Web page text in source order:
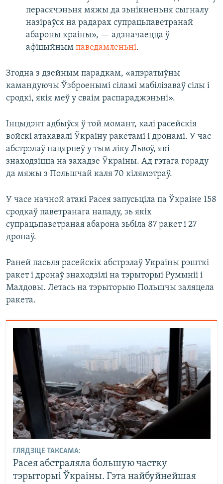
перасячэньня мяжы да зьнікненьня сыгналу
назіраўся на радарах супрацьпаветранай
абароны краіны», — адзначаецца ў
афіцыйным паведамленьні.
Згодна з дзейным парадкам, «апэратыўны
камандуючы Ўзброенымі сіламі мабілізаваў сілы і
сродкі, якія меў у сваім распараджэньні».
Інцыдэнт адбыўся ў той момант, калі расейскія
войскі атакавалі Ўкраіну ракетамі і дронамі. У час
абстрэлаў пацярпеў у тым ліку Львоў, які
знаходзіцца на захадзе Ўкраіны. Ад гэтага гораду
да мяжы з Польшчай каля 70 кілямэтраў.
У часе начной атакі Расея запусьціла па Ўкраіне 158
сродкаў паветранага нападу, зь якіх
супрацьпаветраная абарона зьбіла 87 ракет і 27
дронаў.
Раней пасьля расейскіх абстрэлаў Украіны рэшткі
ракет і дронаў знаходзілі на тэрыторыі Румыніі і
Малдовы. Летась на тэрыторыю Польшчы заляцела
ракета.
ГЛЯДЗІЦЕ ТАКСАМА:
Расея абстраляла большую частку
тэрыторыі Ўкраіны. Гэта найбуйнейшая